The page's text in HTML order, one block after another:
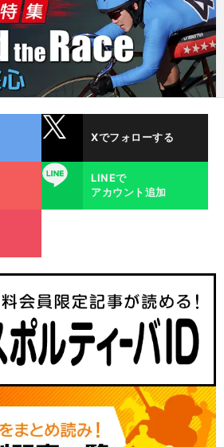
Xでフォローする
LINE
LINEで
アカウント追加